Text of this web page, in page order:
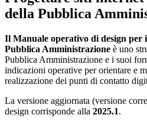
della Pubblica
Il Manuale operativo di design per
Pubblica Amministrazione è uno
Pubblica Amministrazione e i suoi
indicazioni operative per orientare e
realizzazione dei punti di contatto
La versione aggiornata (versione
design corrisponde alla 2025.1.